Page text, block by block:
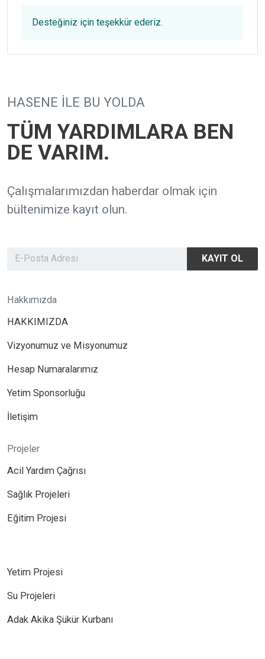
Desteğiniz için teşekkür ederiz.
HASENE ILE BU YOLDA
TÜM YARDIMLARA BEN
DE VARIM.
Çalışmalarımızdan haberdar olmak için
bültenimize kayıt olun.
KAYIT OL
Hakkımızda
HAKKIMIZDA
Vizyonumuz ve Misyonumuz
Hesap Numaralarımız
Yetim Sponsorluğu
İletişim
Projeler
Acil Yardım Çağrısı
Sağlık Projeleri
Eğitim Projesi
Yetim Projesi
Su Projeleri
Adak Akika Şükür Kurbanı